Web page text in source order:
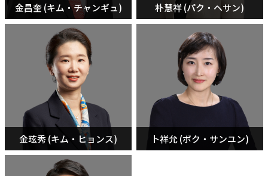
金昌奎 (キム・チャンギュ) 朴慧祥 (パク・ヘサン)
金玹秀 (キム・ヒョンス) 卜祥允 (ボク・サンユン)